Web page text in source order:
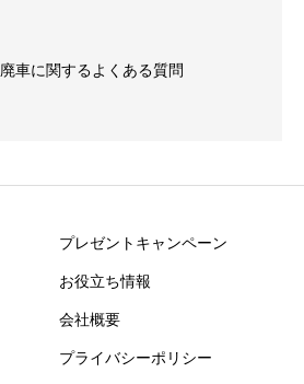
廃車に関するよくある質問
プレゼントキャンペーン
お役立ち情報
会社概要
プライバシーポリシー